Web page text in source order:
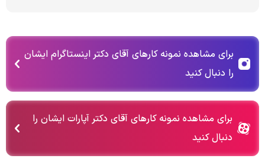
برای مشاهده نمونه کارهای آقای دکتر اینستاگرام ایشان
را دنبال کنید
برای مشاهده نمونه کارهای آقای دکتر آپارات ایشان را
دنبال کنید